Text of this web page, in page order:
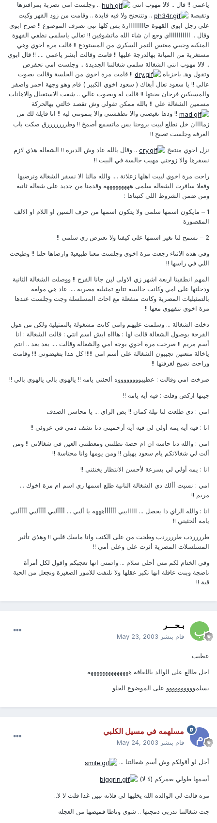
ياعمي !! قال .. لالا مهوب انتي
.. وجلست امي تضربة بمرافتزها
وتقبصة
.. وتتنحنح ولا فيه فايدة .. وقامت من زود القهر وكبت
على رجل ابوي القهوة حااااااااارة بس كلها تبي تصرف الموضوع !! صرخ ابوي
وقال .. اااااااااااي وجع ان شاء الله ماتشوفين !! تعالي ياسلمى نظفي القهوة
المنكبة وجيبي معتس التمر السكري من المستودع !! قالت مرة اخوي وهي
مستغربة من الميانة بهالدرجة عليها !! قامت وقالت أبشر ياعمي .... !! قال ابوي
.. لالا مهوب انتي الشغالة سلمى شغالتنا الجديدة .. وجلست امي تحقرص
وتقول وهـ ياخزياه
!! قامت مرة اخوي من الجلسة وقالت بصوت
عالي !! يا سعود تعال أبغاك ( سعود اخوي الكبير ) قام وهو وجهة احمر واصفر
والمسيكين فرحان بجيتها !! قالت له وبصوت عالي .. شفت الاستقبال والاهانات
مسمين الشغالة علي !! بالله ممكن تقولي وش تقصد خالتي بهالحركة
!! ودها تغيضني والا تطفشني والا بتموتني ليه !! انا قايلة لك من
زماااان خل نطلع لبيت بروحنا بس ماتسمع أصمخ !! وطرررررررق صكت باب
الغرفة وجلست تصيح !!
نزل اخوي منتفخ
.. وقال يالله عاد وش الدبرة !! الشغالة هذي لازم
نسفرها والا زوجتي مهيب جالسة في البيت !!
راحت مرة اخوي لبيت اهلها زعلانة .... والله مالنا الا نسفر الشغالة ونرضيها
وفعلا سافرت الشغالة سلمى هههههههههه وقدمنا من جديد على شغالة ثانية
ومن ضمن الشروط اللي كتبناها :
1 – مايكون اسمها سلمى ولا يتكون اسمها من حرف السين او اللام او الالف
المقصورة
2 – تسمح لنا نغير اسمها على كيفنا ولا تعترض زي سلمى !!
وفي هذه الاثناء رجعت مرة اخوي وجلست معنا طبيعية وارضاها حلنا !! وطيحت
اللي في راسها !!
المهم انطقينا اربعة اشهر زي الاولى لين جانا الفرج !! ووصلت الشغالة الثانية
ودخلتها على امي وكانت جالسة تتابع تمثيلية مصرية .... عاد هي مولعة
بالتمثيليات المصرية وكانت منفعلة مع احاث المسلسلة وجت وجلست عندها
مرة اخوي تتقهوى معها !!
دخلت الشغالة ... وسلمت عليهم وامي كانت مشغولة بالتمثيلية ولكن من هول
الفرحة بوصول الشغالة قالت لها : هاااه ايش اسم انتي : قالت الشغالة : انا
أسم مريم !! صرخت مرة اخوي بوجه امي والشغالة وقالت .... بعد بعد .. انتم
ياخالة متعنين تجيبون الشغالة على أسم امي !!!!! كل هذا بتغيضوني !!! وقامت
وراحت تصيح لغرفتها !!
صرخت امي وقالت : عطيبووووووووه ألحئني يامه !! يالهوي بالي يالهوي بالي !!
جيتها اركض وقلت : فيه أيه يامه !!
امي : دي طلعت لنا نيلة كمان !! بص الزاي ... يا محاسن الصدف
انا : فيه أيه يمه أولي لي فيه أيه أرحميني دنا نشف دمي في عروئي !!
امي : والله دنا حاسه ان ام حصة نظلتني ومعطتني العين في شغالاتي !! ومن
ألت لي شغالاتكم يام سعود يهبلن !! ومن يومها وانا محتاسة !!
انا : يمه أولي لي بسرعة لأحسن الانتظار يخنئني !!
امي : نسيت أألك دي الشغالة التانية طلع اسمها زي اسم ام مرة اخوك ...
مريم !!
انا : والله الزاي دا يحصل ... اااااييي أأأأأأهههه يا ألبي ... أأأألبي أأأألبي أأأألبي
يامه ألحئيني !!
طرررردب طرررردب وطحت من على الكنب وانا ماسك قلبي !! وهذي تأثير
المسلسلات المصرية أثرت علي وعلى أمي !!
وفي الختام لكم مني أحلى سلام ... واتمنى انها تعجبكم واقول لكل أمرأة
ناضجة وبنت عاقلة انها تكبر عقلها ولا تلتفت للامور الصغيرة وتجعل من الحبة
قبة !!
بـحـــر
قام بنشر May 23, 2003
عطيب
اجل طالع على الوالد باللقافة ههههههههههههههه
يسلموووووووووو على الموضوع الحلو
مسلهمه في مسيل الكلبي
قام بنشر May 24, 2003
أجل لو أقولكم وش أسم شغالتنا ...
أسمها طولي بعمركم (لا لا)
مره قالت لي الوالده الله يخليها لي فلانه تبين غدا قلت لا لا..
جت شغالتنا تدربي دمجتها .. شوي وتاطا قميصها من العجله